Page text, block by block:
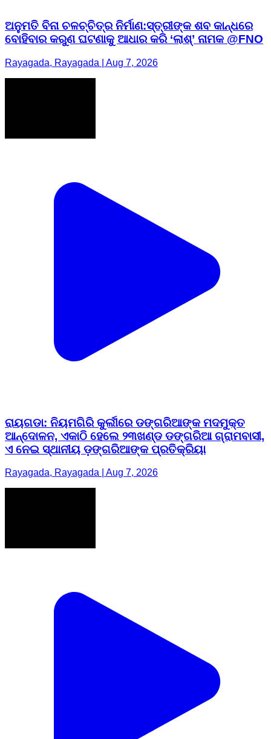
ଅନୁମତି ବିନା ଚଳଚ୍ଚିତ୍ର ନିର୍ମାଣ:ସ୍ତ୍ରୀଙ୍କ ଶବ କାନ୍ଧରେ
ବୋହିବାର କରୁଣ ଘଟଣାକୁ ଆଧାର କରି ‘ଲାଶ୍’ ନାମକ @FNO
Rayagada, Rayagada | Aug 7, 2026
ରାୟଗଡା: ନିୟମଗିରି କୁର୍ଲୀରେ ଡଙ୍ଗରିଆଙ୍କ ମଦମୁକ୍ତ
ଆନ୍ଦୋଳନ, ଏକାଠି ହେଲେ ୨୩ଖଣ୍ଡ ଡଙ୍ଗରିଆ ଗ୍ରାମବାସୀ,
ଏ ନେଇ ସ୍ଥାନୀୟ ଡ଼ଙ୍ଗରିଆଙ୍କ ପ୍ରତିକ୍ରିୟା
Rayagada, Rayagada | Aug 7, 2026